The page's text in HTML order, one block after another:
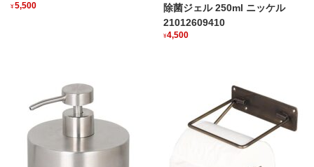
¥5,500
除菌ジェル 250ml ニッケル
21012609410
¥4,500